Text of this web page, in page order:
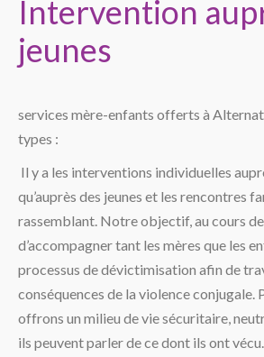
Intervention
jeunes
services mère-enfants offerts à
types :
Il y a les interventions individuelles
qu’auprès des jeunes et les rencontres
rassemblant. Notre objectif, au cours
d’accompagner tant les mères que les
processus de dévictimisation afin de
conséquences de la violence conjugale.
offrons un milieu de vie sécuritaire,
ils peuvent parler de ce dont ils ont